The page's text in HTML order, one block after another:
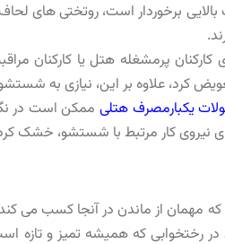
برخوردار است، روتختی های
کارکنان پرمشغله هتل یا کارکنان
کرد، علاوه بر این، نیازی به
یکبارمصرف هتلی ممکن است در
کار مرتبط با شستشو، خشک
که مهمان از ماندن در آنجا کسب می
در رختخوابی که همیشه تمیز و تازه